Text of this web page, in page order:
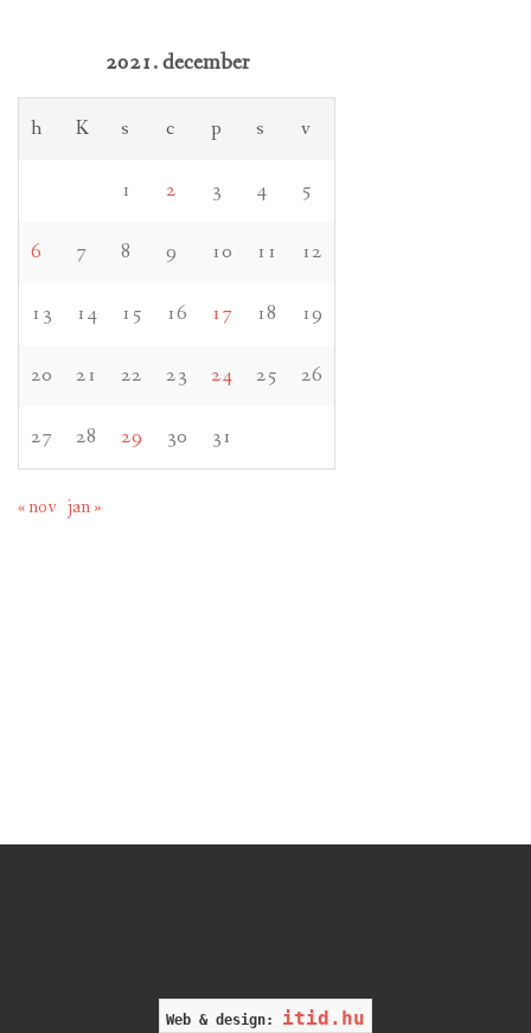
2021. december
h K s c p s v
1 2 3 4 5
6 7 8 9 10 11 12
13 14 15 16 17 18 19
20 21 22 23 24 25 26
27 28 29 30 31
« nov jan »
Web & design: itid.hu